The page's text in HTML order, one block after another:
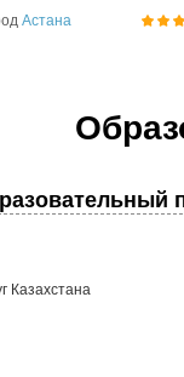
Астана
Казахстана